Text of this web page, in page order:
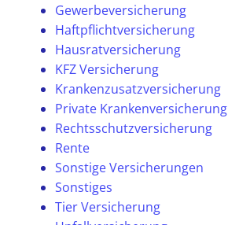
Gewerbeversicherung
Haftpflichtversicherung
Hausratversicherung
KFZ Versicherung
Krankenzusatzversicherung
Private Krankenversicherung
Rechtsschutzversicherung
Rente
Sonstige Versicherungen
Sonstiges
Tier Versicherung